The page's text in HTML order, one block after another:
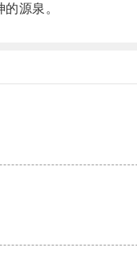
源泉。